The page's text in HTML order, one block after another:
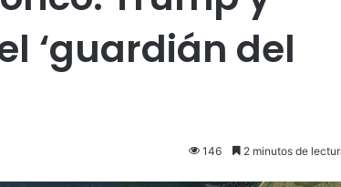
‘guardián del
146 2 minutos de